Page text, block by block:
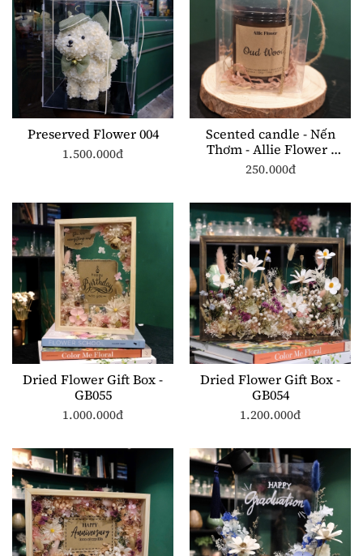
Preserved Flower 004
1.500.000đ
Scented candle - Nến
Thơm - Allie Flower -
ST002 250ml
250.000đ
Dried Flower Gift Box -
GB055
1.000.000đ
Dried Flower Gift Box -
GB054
1.200.000đ